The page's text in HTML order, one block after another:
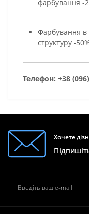
фарбування -
Фарбування в
структуру -
Телефон: +38
Хочете